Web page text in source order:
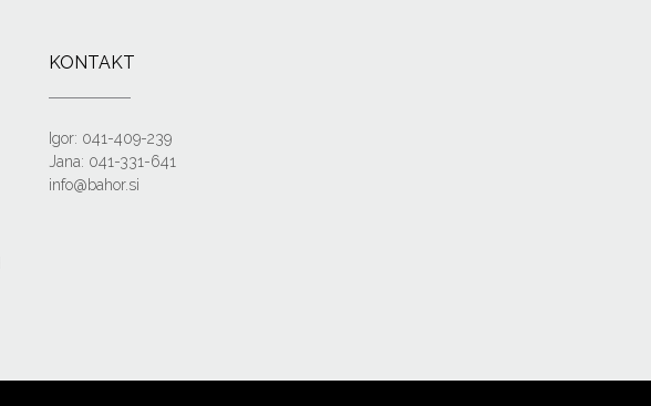
KONTAKT
Igor: 041-409-239
Jana: 041-331-641
info@bahor.si